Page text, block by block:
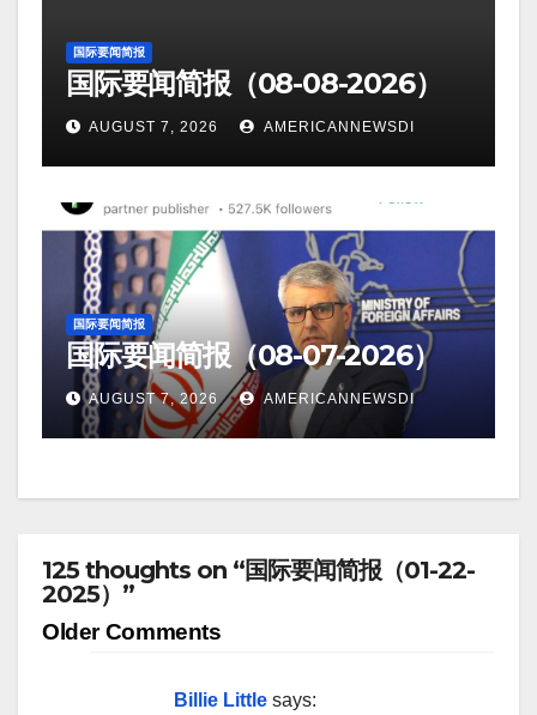
国际要闻简报
国际要闻简报（08-08-2026）
AUGUST 7, 2026 AMERICANNEWSDI
国际要闻简报
国际要闻简报（08-07-2026）
AUGUST 7, 2026 AMERICANNEWSDI
125 thoughts on “国际要闻简报（01-22-
2025）”
Comment
Older Comments
Billie Little says: